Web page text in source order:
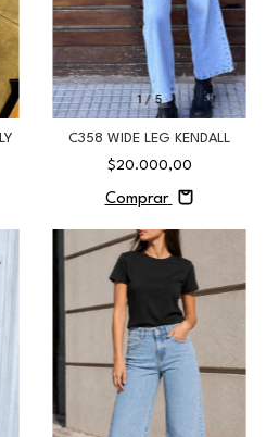
1/5
C358 WIDE LEG KENDALL
$20.000,00
Comprar